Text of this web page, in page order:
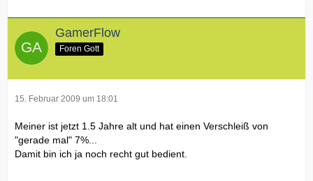
GamerFlow
Foren Gott
15. Februar 2009 um 18:01
Meiner ist jetzt 1.5 Jahre alt und hat einen Verschleiß von
"gerade mal" 7%...
Damit bin ich ja noch recht gut bedient.